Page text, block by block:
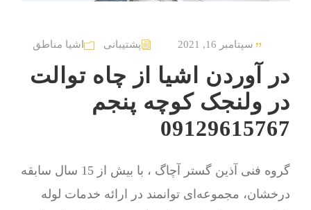
سپتامبر 16, 2021 پشتیبانی اشیا مناطق
در آوردن اشیا از چاه توالت
در ولنجک کوچه پنجم
09129615767
گروه فنی آذین گستر آچاگ ، با بیش از 15 سال سابقه
درخشان، مجموعه‌ای توانمند در ارائه خدمات لوله